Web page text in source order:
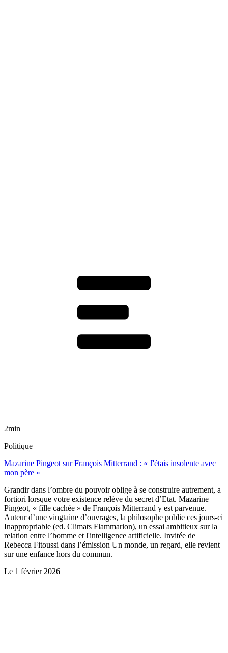
2min
Politique
Mazarine Pingeot sur François Mitterrand : « J'étais insolente avec
mon père »
Grandir dans l’ombre du pouvoir oblige à se construire autrement, a
fortiori lorsque votre existence relève du secret d’Etat. Mazarine
Pingeot, « fille cachée » de François Mitterrand y est parvenue.
Auteur d’une vingtaine d’ouvrages, la philosophe publie ces jours-ci
Inappropriable (ed. Climats Flammarion), un essai ambitieux sur la
relation entre l’homme et l'intelligence artificielle. Invitée de
Rebecca Fitoussi dans l’émission Un monde, un regard, elle revient
sur une enfance hors du commun.
Le 1 février 2026